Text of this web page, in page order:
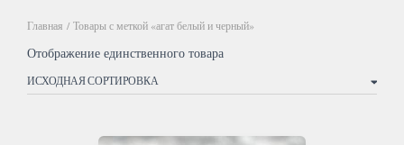
Главная / Товары с меткой «агат белый и черный»
Отображение единственного товара